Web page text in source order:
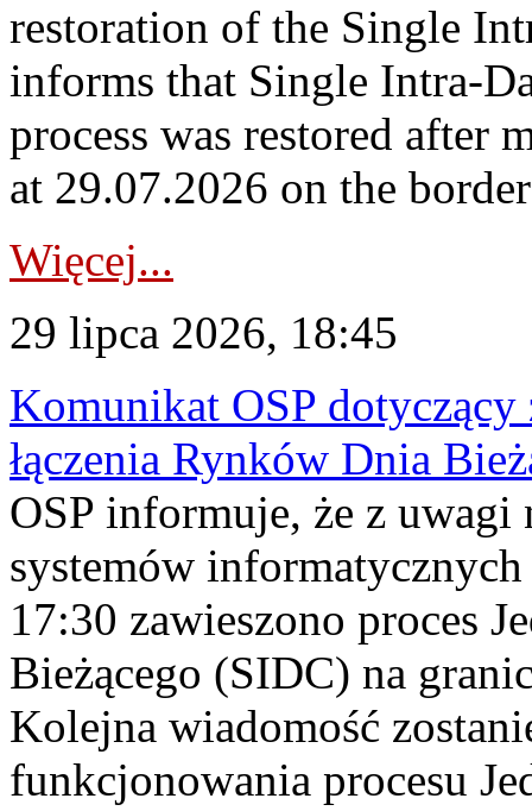
restoration of the Single
informs that Single Intra-
process was restored after
at 29.07.2026 on the
Więcej...
29 lipca 2026, 18:45
Komunikat OSP dotyczący
łączenia Rynków Dnia
OSP informuje, że z uwagi
systemów
17:30 zawieszono proces
Bieżącego (SIDC) na
Kolejna wiadomość
funkcjonowania procesu